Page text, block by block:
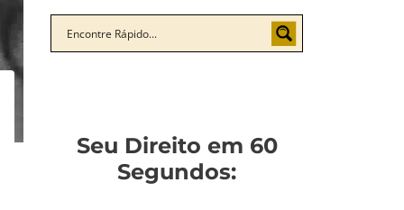
Seu Direito em 60
Segundos: